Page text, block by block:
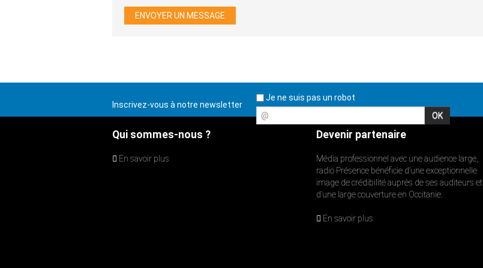
Inscrivez-vous à notre newsletter
Je ne suis pas un robot
@
Qui sommes-nous ?
En savoir plus
Devenir partenaire
Média professionnel avec une audience large,
radio Présence bénéficie d’une exceptionnelle
image de crédibilité auprès de ses auditeurs et
d’une large couverture en Occitanie.
En savoir plus